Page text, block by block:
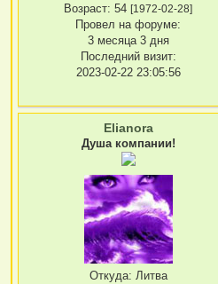
Возраст: 54[1972-02-28]
Провел на форуме:
3 месяца 3 дня
Последний визит:
2023-02-22 23:05:56
Elianora
Душа компании!
Откуда: Литва